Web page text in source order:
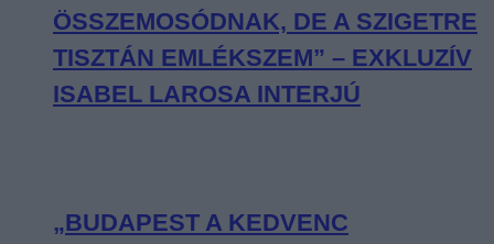
ÖSSZEMOSÓDNAK, DE A SZIGETRE
TISZTÁN EMLÉKSZEM” – EXKLUZÍV
ISABEL LAROSA INTERJÚ
„BUDAPEST A KEDVENC